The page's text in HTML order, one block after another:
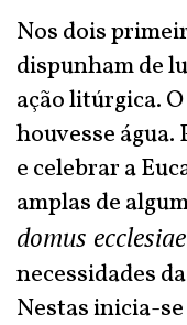
Nos dois
dispunham de
ação litúrgica.
houvesse água.
e celebrar a
amplas de
domus ecclesiae
necessidades
Nestas inicia-